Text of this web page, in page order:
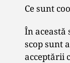
Ce sunt
În această
scop sunt
acceptării